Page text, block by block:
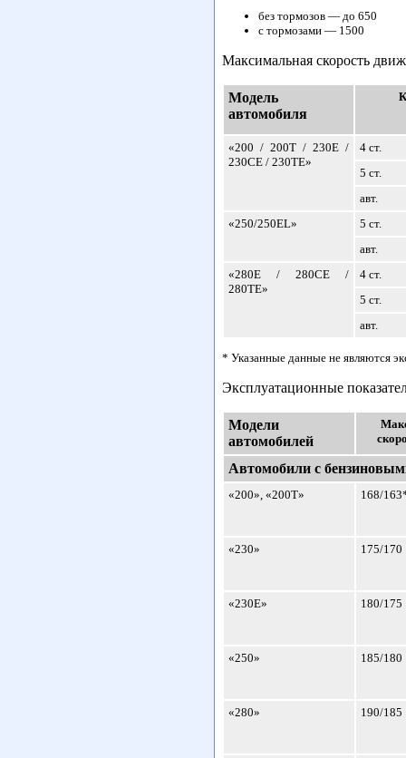
без тормозов — до 650
с тормозами — 1500
Максимальная скорость
Модель
автомобиля
«200 / 200Т / 230Е /
230СЕ / 230ТЕ»
4 ст.
5 ст.
авт.
«250/250EL»
5 ст.
авт.
«280Е / 280СЕ /
280ТЕ»
4 ст.
5 ст.
авт.
* Указанные данные не являются
Эксплуатационные
Модели
автомобилей
Автомобили с
«200», «200Т» 168/
«230» 175/170
«230Е» 180/175
«250» 185/180
«280» 190/185